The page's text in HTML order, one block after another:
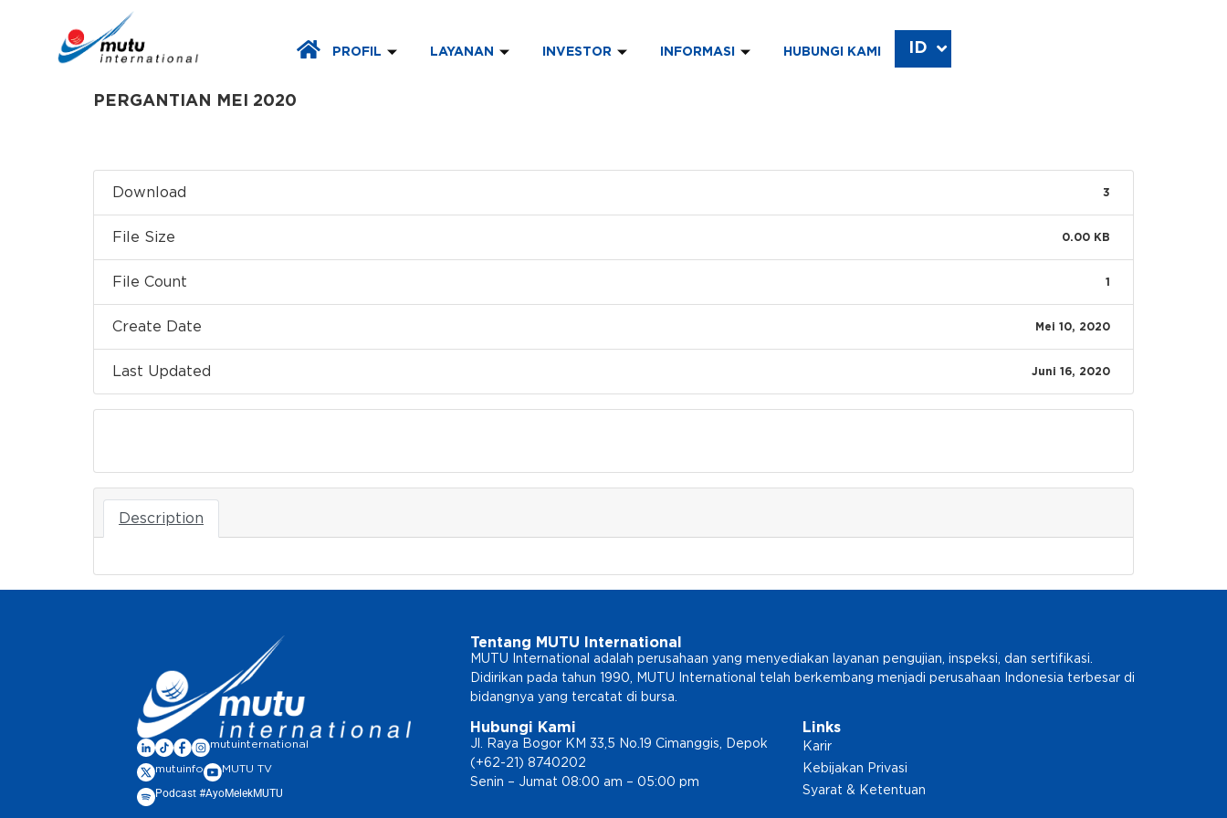
PROFIL LAYANAN INVESTOR INFORMASI HUBUNGI KAMI ID
EN
PERGANTIAN MEI 2020
Download 3
File Size 0.00 KB
File Count 1
Create Date Mei 10, 2020
Last Updated Juni 16, 2020
Description
mutuinternational
mutuinfo MUTU TV
Podcast #AyoMelekMUTU
Tentang MUTU International
MUTU International adalah perusahaan yang menyediakan layanan pengujian, inspeksi, dan sertifikasi.
Didirikan pada tahun 1990, MUTU International telah berkembang menjadi perusahaan Indonesia terbesar di
bidangnya yang tercatat di bursa.
Hubungi Kami
Jl. Raya Bogor KM 33,5 No.19 Cimanggis, Depok
(+62-21) 8740202
Senin – Jumat 08:00 am – 05:00 pm
Links
Karir
Kebijakan Privasi
Syarat & Ketentuan